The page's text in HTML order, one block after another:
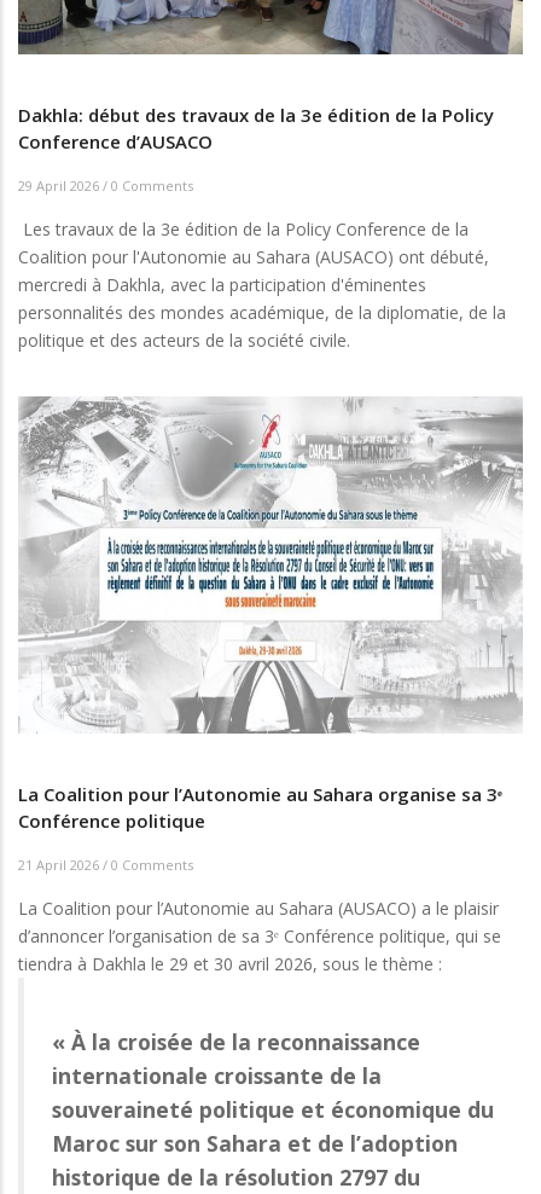
Dakhla: début des travaux de la 3e édition de la Policy
Conference d’AUSACO
29 April 2026 / 0 Comments
Les travaux de la 3e édition de la Policy Conference de la
Coalition pour l'Autonomie au Sahara (AUSACO) ont débuté,
mercredi à Dakhla, avec la participation d'éminentes
personnalités des mondes académique, de la diplomatie, de la
politique et des acteurs de la société civile.
La Coalition pour l’Autonomie au Sahara organise sa 3ᵉ
Conférence politique
21 April 2026 / 0 Comments
La Coalition pour l’Autonomie au Sahara (AUSACO) a le plaisir
d’annoncer l’organisation de sa 3ᵉ Conférence politique, qui se
tiendra à Dakhla le 29 et 30 avril 2026, sous le thème :
« À la croisée de la reconnaissance
internationale croissante de la
souveraineté politique et économique du
Maroc sur son Sahara et de l’adoption
historique de la résolution 2797 du